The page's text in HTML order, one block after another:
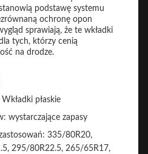
podstawę systemu
ochronę opon
sprawiają, że te wkładki
tych, którzy cenią
na drodze.
płaskie
wystarczające zapasy
335/80R20,
295/80R22.5, 265/65R17,